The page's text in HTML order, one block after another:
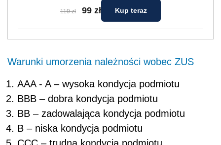
119 zł 99 zł Kup teraz
Warunki umorzenia należności wobec ZUS
AAA - A – wysoka kondycja podmiotu
BBB – dobra kondycja podmiotu
BB – zadowalająca kondycja podmiotu
B – niska kondycja podmiotu